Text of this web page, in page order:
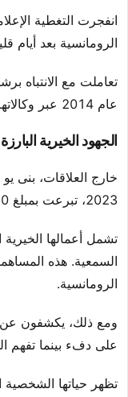
انفجرت التغطية
الرومانسية بعد أيام
تعاملت مع الانتباه
عام 2014 عبر وكالاتهم، مع الحفاظ على الحدود الخاصة.
الجهود الخيرية
خارج العلاقات، بنى
2023، تبرعت بمبلغ 30 مليون وون لأغاثة زلزال تركيا وسوريا.
تشمل أعمالها
السمعية. هذه
الرومانسية.
ومع ذلك، يكشفون عن
على دفء بينما تفهم
تظهر حياتها الشخصية